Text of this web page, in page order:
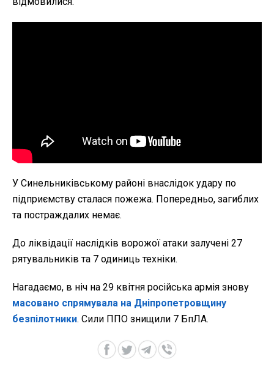
У Синельниківському районі внаслідок удару по
підприємству сталася пожежа. Попередньо, загиблих
та постраждалих немає.
До ліквідації наслідків ворожої атаки залучені 27
рятувальників та 7 одиниць техніки.
Нагадаємо, в ніч на 29 квітня російська армія знову
масовано спрямувала на Дніпропетровщину
безпілотники. Сили ППО знищили 7 БпЛА.